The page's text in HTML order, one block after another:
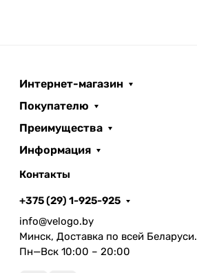
Интернет-магазин
Покупателю
Преимущества
Информация
Контакты
+375 (29) 1-925-925
info@velogo.by
Минск, Доставка по всей Беларуси.
Пн—Вск 10:00 – 20:00